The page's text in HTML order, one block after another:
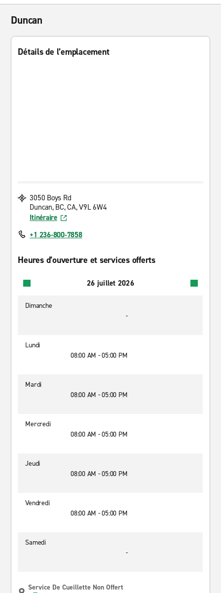
Duncan
Détails de l’emplacement
3050 Boys Rd
Duncan, BC, CA, V9L 6W4
Itinéraire
+1 236-800-7858
Heures d’ouverture et services offerts
26 juillet 2026
Dimanche
-
Lundi
08:00 AM - 05:00 PM
Mardi
08:00 AM - 05:00 PM
Mercredi
08:00 AM - 05:00 PM
Jeudi
08:00 AM - 05:00 PM
Vendredi
08:00 AM - 05:00 PM
Samedi
-
Service De Cueillette Non Offert